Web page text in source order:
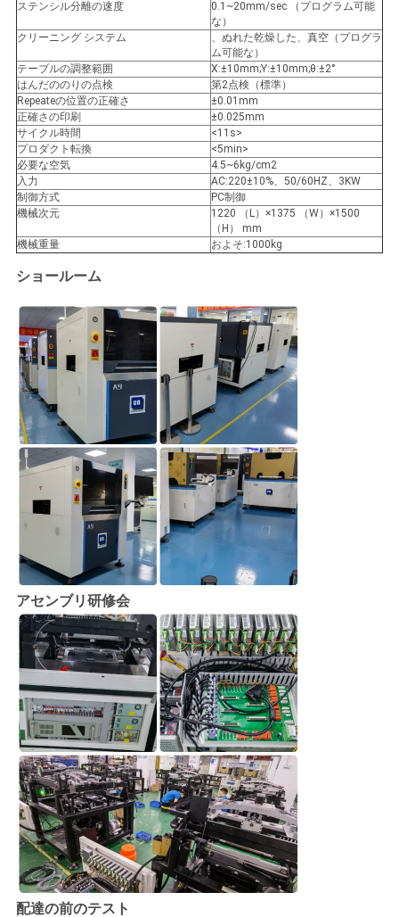
ステンシル分離の速度
0.1~20mm/sec （プログラム可能
な）
クリーニング システム
、ぬれた乾燥した、真空（プログラ
ム可能な）
テーブルの調整範囲
X:±10mm;Y:±10mm;θ:±2°
はんだののりの点検
第2点検（標準）
Repeateの位置の正確さ
±0.01mm
正確さの印刷
±0.025mm
サイクル時間
<11s>
プロダクト転換
<5min>
必要な空気
4.5~6kg/cm2
入力
AC:220±10%、50/60HZ、3KW
制御方式
PC制御
機械次元
1220 （L）×1375 （W）×1500
（H） mm
機械重量
およそ:1000kg
ショールーム
アセンブリ研修会
配達の前のテスト